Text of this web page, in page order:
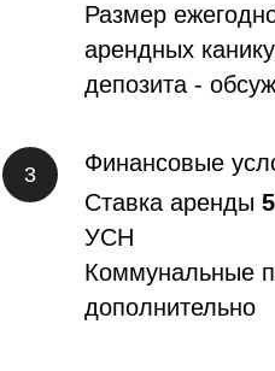
Размер
арендных
депозита -
Финансовые
Ставка аренды
УСН
Коммунальные
дополнительно